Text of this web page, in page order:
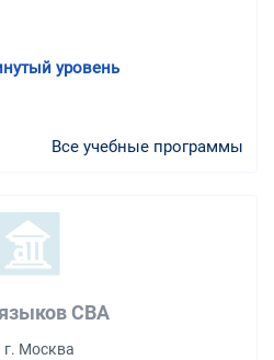
уровень
Все учебные программы
CBA
г. Москва